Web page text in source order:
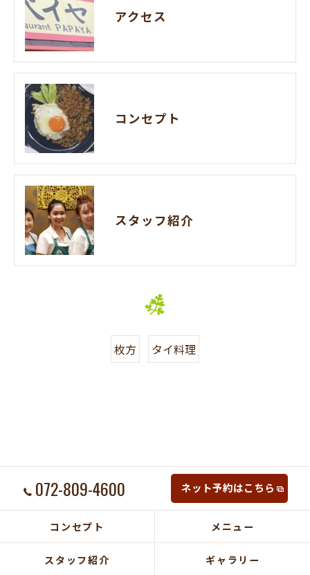
アクセス
コンセプト
スタッフ紹介
枚方 タイ料理
072-809-4600 ネット予約はこちら
コンセプト メニュー
スタッフ紹介 ギャラリー